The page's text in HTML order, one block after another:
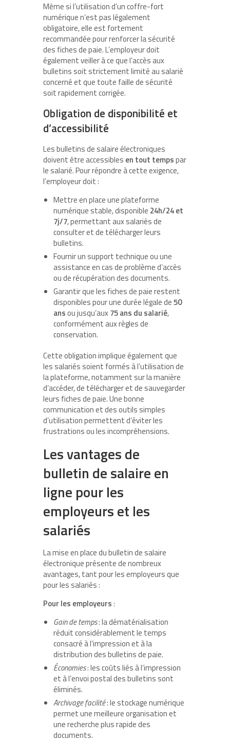
Même si l’utilisation d’un coffre-fort
numérique n’est pas légalement
obligatoire, elle est fortement
recommandée pour renforcer la sécurité
des fiches de paie. L’employeur doit
également veiller à ce que l’accès aux
bulletins soit strictement limité au salarié
concerné et que toute faille de sécurité
soit rapidement corrigée.
Obligation de disponibilité et
d’accessibilité
Les bulletins de salaire électroniques
doivent être accessibles en tout tempspar
le salarié. Pour répondre à cette exigence,
l’employeur doit :
Mettre en place une plateforme
numérique stable, disponible 24h/24 et
7j/7, permettant aux salariés de
consulter et de télécharger leurs
bulletins.
Fournir un support technique ou une
assistance en cas de problème d’accès
ou de récupération des documents.
Garantir que les fiches de paie restent
disponibles pour une durée légale de50
ansou jusqu’aux75 ans du salarié,
conformément aux règles de
conservation.
Cette obligation implique également que
les salariés soient formés à l’utilisation de
la plateforme, notamment sur la manière
d’accéder, de télécharger et de sauvegarder
leurs fiches de paie. Une bonne
communication et des outils simples
d’utilisation permettent d’éviter les
frustrations ou les incompréhensions.
Les vantages de
bulletin de salaire en
ligne pour les
employeurs et les
salariés
La mise en place du bulletin de salaire
électronique présente de nombreux
avantages, tant pour les employeurs que
pour les salariés :
Pour les employeurs:
Gain de temps: la dématérialisation
réduit considérablement le temps
consacré à l’impression et à la
distribution des bulletins de paie.
Économies: les coûts liés à l’impression
et à l’envoi postal des bulletins sont
éliminés.
Archivage facilité: le stockage numérique
permet une meilleure organisation et
une recherche plus rapide des
documents.